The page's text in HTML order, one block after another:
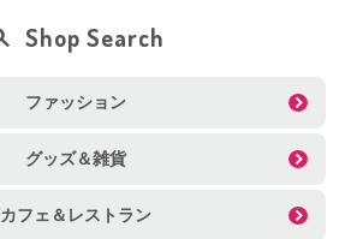
Shop Search
ファッション
グッズ＆雑貨
カフェ＆レストラン